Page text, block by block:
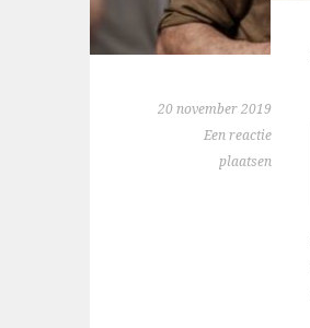
20 november 2019
Een reactie
plaatsen